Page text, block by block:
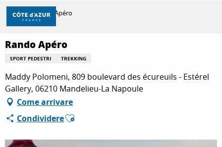
Aller
contenu
principal
SCOPRIRE
PER FARE
SOGGIORNO
Casa Rando Apéro
Rando Apéro
SPORT PEDESTRI TREKKING
Maddy Polomeni, 809 boulevard des écureuils - Estérel
Gallery, 06210 Mandelieu-La Napoule
Come arrivare
CondividereAjouter aux favoris